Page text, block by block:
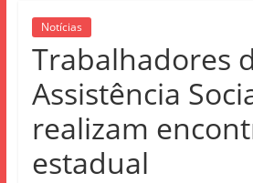
Notícias
Trabalhadores
Assistência
realizam
estadual